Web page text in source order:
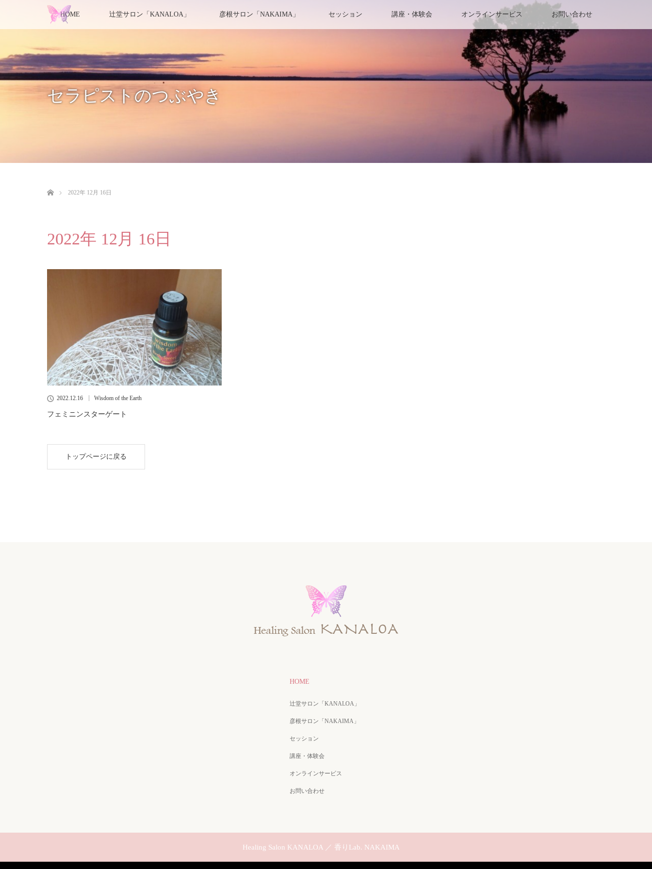
HOME 辻堂サロン「KANALOA」 彦根サロン「NAKAIMA」 セッション 講座・体験会 オンラインサービス お問い合わせ
セラピストのつぶやき
2022年 12月 16日
2022年 12月 16日
2022.12.16 Wisdom of the Earth
フェミニンスターゲート
トップページに戻る
HOME
辻堂サロン「KANALOA」
彦根サロン「NAKAIMA」
セッション
講座・体験会
オンラインサービス
お問い合わせ
Healing Salon KANALOA ／ 香りLab. NAKAIMA